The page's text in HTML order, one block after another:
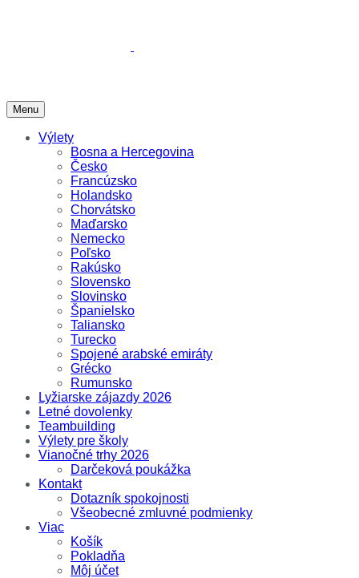
Menu
Výlety
Bosna a Hercegovina
Česko
Francúzsko
Holandsko
Chorvátsko
Maďarsko
Nemecko
Poľsko
Rakúsko
Slovensko
Slovinsko
Španielsko
Taliansko
Turecko
Spojené arabské emiráty
Grécko
Rumunsko
Lyžiarske zájazdy 2026
Letné dovolenky
Teambuilding
Výlety pre školy
Vianočné trhy 2026
Darčeková poukážka
Kontakt
Dotazník spokojnosti
Všeobecné zmluvné podmienky
Viac
Košík
Pokladňa
Môj účet